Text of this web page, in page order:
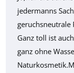
jedermanns
geruchsneutrale
Ganz toll ist
ganz ohne